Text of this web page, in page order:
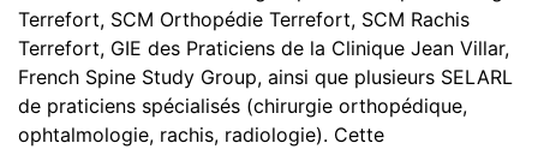
Terrefort, SCM Orthopédie Terrefort, SCM Rachis
Terrefort, GIE des Praticiens de la Clinique Jean Villar,
French Spine Study Group, ainsi que plusieurs SELARL
de praticiens spécialisés (chirurgie orthopédique,
ophtalmologie, rachis, radiologie). Cette